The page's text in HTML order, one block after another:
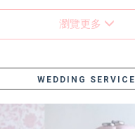
瀏覽更多
WEDDING SERVICE